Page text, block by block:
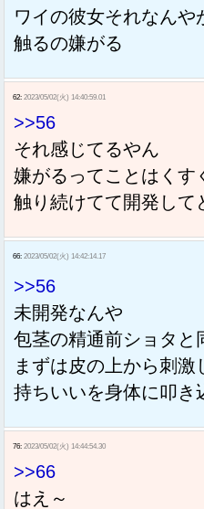
ワイの彼女それなんや
触るの嫌がる
62: 2023/05/02(火) 14:40:59.01
>>56
それ感じてるやん
嫌がるってことはくす
触り続けてて開発して
66: 2023/05/02(火) 14:42:14.17
>>56
未開発なんや
包茎の精通前ショタと
まずは皮の上から刺
持ちいいを身体に叩き
76: 2023/05/02(火) 14:44:54.30
>>66
はえ～